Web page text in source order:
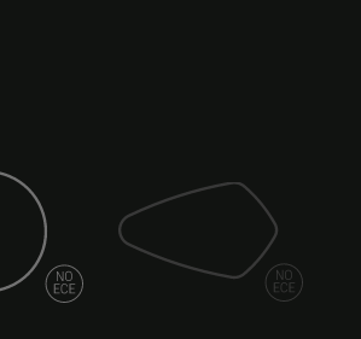
Specchio (lama)